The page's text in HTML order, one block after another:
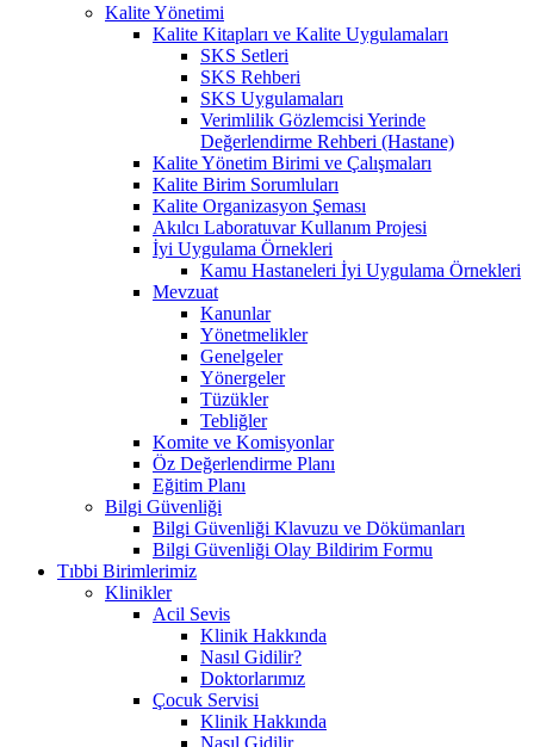
Kalite Yönetimi
Kalite Kitapları ve Kalite Uygulamaları
SKS Setleri
SKS Rehberi
SKS Uygulamaları
Verimlilik Gözlemcisi Yerinde
Değerlendirme Rehberi (Hastane)
Kalite Yönetim Birimi ve Çalışmaları
Kalite Birim Sorumluları
Kalite Organizasyon Şeması
Akılcı Laboratuvar Kullanım Projesi
İyi Uygulama Örnekleri
Kamu Hastaneleri İyi Uygulama Örnekleri
Mevzuat
Kanunlar
Yönetmelikler
Genelgeler
Yönergeler
Tüzükler
Tebliğler
Komite ve Komisyonlar
Öz Değerlendirme Planı
Eğitim Planı
Bilgi Güvenliği
Bilgi Güvenliği Klavuzu ve Dökümanları
Bilgi Güvenliği Olay Bildirim Formu
Tıbbi Birimlerimiz
Klinikler
Acil Sevis
Klinik Hakkında
Nasıl Gidilir?
Doktorlarımız
Çocuk Servisi
Klinik Hakkında
Nasıl Gidilir